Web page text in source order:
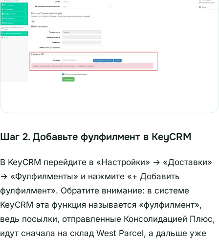
Шаг 2. Добавьте фулфилмент в KeyCRM
В KeyCRM перейдите в «Настройки» → «Доставки»
→ «Фулфилменты» и нажмите «+ Добавить
фулфилмент». Обратите внимание: в системе
KeyCRM эта функция называется «фулфилмент»,
ведь посылки, отправленные Консолидацией Плюс,
идут сначала на склад West Parcel, а дальше уже